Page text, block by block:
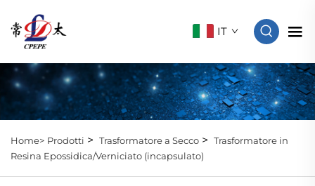
IT
Home> Prodotti > Trasformatore a Secco > Trasformatore in
Resina Epossidica/Verniciato (incapsulato)